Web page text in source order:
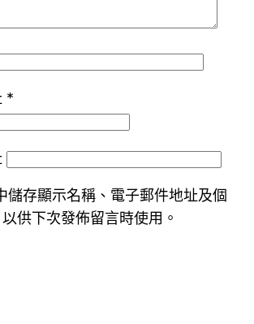
*
儲存顯示名稱、電子郵件地址及個
供下次發佈留言時使用。